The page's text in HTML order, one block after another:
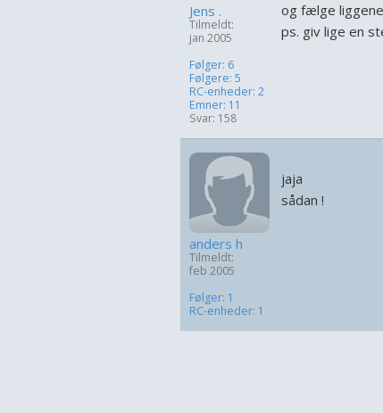
Jens .
Tilmeldt:
jan 2005
Følger: 6
Følgere: 5
RC-enheder: 2
Emner: 11
Svar: 158
og fælge
ps. giv lige en
anders h
Tilmeldt:
feb 2005
Følger: 1
RC-enheder: 1
jaja
sådan !